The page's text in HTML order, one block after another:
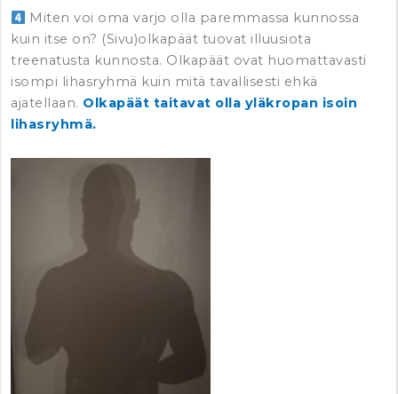
Miten voi oma varjo olla paremmassa kunnossa
kuin itse on? (Sivu)olkapäät tuovat illuusiota
treenatusta kunnosta. Olkapäät ovat huomattavasti
isompi lihasryhmä kuin mitä tavallisesti ehkä
ajatellaan. Olkapäät taitavat olla yläkropan isoin
lihasryhmä.